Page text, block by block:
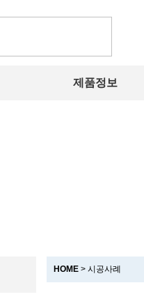
제품정보
HOME > 시공사례